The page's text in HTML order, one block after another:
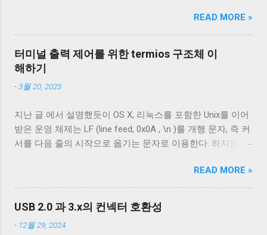
른 하나는 얇은 도체의 가닥으로 이루어져 있
다. 전자는 보통 호일 차폐(Foil Shielding)라고
부르고 후자는 편조 차폐(Braided Shielding)
차폐가 고주파수 전자기파를 차단하는 데 효
과적이다. USB 3.0의 고속 전송 케이블은 이
두 차폐를 사용하는 것이 필수적이고, 그 외
의 경우에는 필수는 아니고 권장 사항이다.
같이 사용한다. 차폐 선이 쉴드와 연결되지
그래도 컨넥터는 모양이 다르기 때문에 쉽게 구분할 수 있는
데 케이블은 답이 없다. 겉으로는 똑같아 보이는 케이블이라
도 어떤 케이블은 데이터 통신이 안 되고 어떤 케이블은 데이
터 통신이 가능하다. 이런 차이는 케이블 내부 구성에 따라 발
생한다. 이번 글에서는 USB 2.0 케이블의 내부를 통해 USB 케
이블에 대해 자세히 알아보겠다. Micro-B 케이블의 편조 차폐
2.0 케이블의 피복을 벗겨낸 것이다. 절연체 아래로 금속 선이
있는 것을 알 수 있다. 이 선들은 금속 선이지만 전선은 아니
다. 이 선은 전자기 차폐를 목적으로 들어간 금속 선이다. 실
는 두 종류의 차폐가 사용됐다. 하나는 얇은 금속 호일이고,
다른 하나는 얇은 도체의 가닥으로 이루어져 있다. 전자는 보
통 호일 차폐(Foil Shielding)라고 부르고 후자는 편조 차폐
READ MORE »
터미널 출력 제어를 위한 termios 구조체 이
해하기
-3월 20, 2023
지난 글 에서 설명했듯이 OS X, 리눅스를 포함한 Unix를 이어
받은 운영 체제는 LF (line feed, 0x0A , \n )를 개행 문자, 즉 커
서를 다음 줄의 시작으로 옮기는 문자로 이용한다. 하지만 표
커서를 줄의 처음으로 이동하지 않는다. 파일을 항상 운영 체
제에 종속적인 애플리케이션을 통해서만 접근한다면 표준과
다른 동작은 문제되지 않는다. 하지만 파일과 입출력의 구분
이 없는 유닉스 계열에서 파일과 프로세스의 입출력이 상호
작용할 때 이 차이는 문제될 수 있다. 이 차이를 다루기 위해
READ MORE »
USB 2.0 과 3.x의 컨넥터 호환성
- 12월 29, 2024